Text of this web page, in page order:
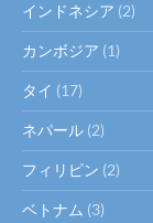
インドネシア (2)
カンボジア (1)
タイ (17)
ネパール (2)
フィリピン (2)
ベトナム (3)